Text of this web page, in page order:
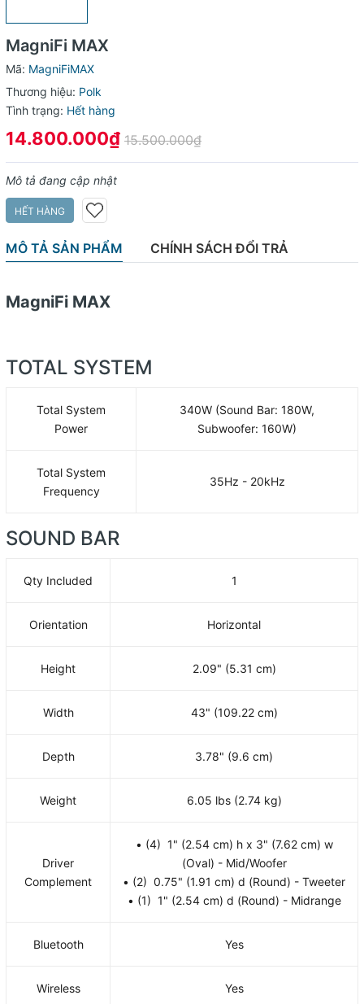
MagniFi MAX
Mã: MagniFiMAX
Thương hiệu: Polk
Tình trạng: Hết hàng
14.800.000₫ 15.500.000₫
Mô tả đang cập nhật
HẾT HÀNG
MÔ TẢ SẢN PHẨM CHÍNH SÁCH ĐỔI TRẢ
MagniFi MAX
TOTAL SYSTEM
Total System
Power
340W (Sound Bar: 180W,
Subwoofer: 160W)
Total System
Frequency
35Hz - 20kHz
SOUND BAR
Qty Included 1
Orientation Horizontal
Height 2.09" (5.31 cm)
Width 43" (109.22 cm)
Depth 3.78" (9.6 cm)
Weight 6.05 lbs (2.74 kg)
Driver
Complement
• (4) 1" (2.54 cm) h x 3" (7.62 cm) w
(Oval) - Mid/Woofer
• (2) 0.75" (1.91 cm) d (Round) - Tweeter
• (1) 1" (2.54 cm) d (Round) - Midrange
Bluetooth Yes
Wireless Yes